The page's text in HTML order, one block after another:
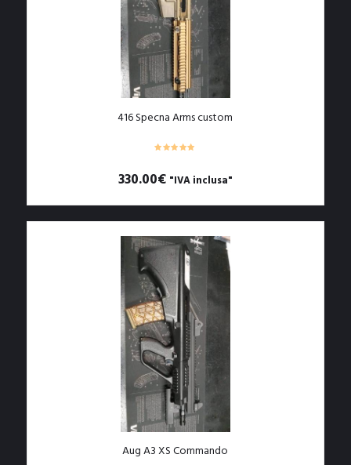
416 Specna Arms custom
330.00€ "IVA inclusa"
Aug A3 XS Commando